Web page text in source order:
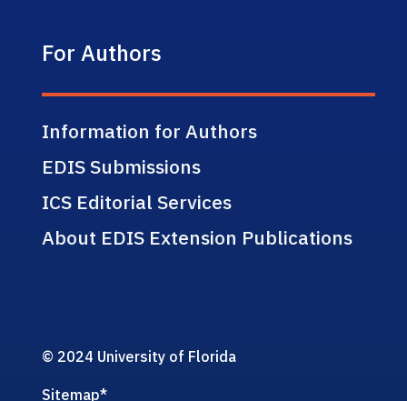
For Authors
Information for Authors
EDIS Submissions
ICS Editorial Services
About EDIS Extension Publications
© 2024 University of Florida
Sitemap*